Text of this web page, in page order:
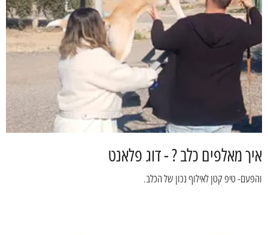
איך מאלפים כלב ? - דוג פלאנט
והפעם- טיפ קטן לאילוף נכון של הכלב.